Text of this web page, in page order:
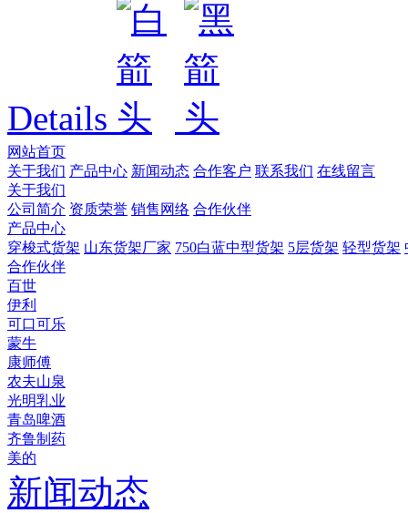
Details
网站首页
关于我们 产品中心 新闻动态 合作客户 联系我们 在线留言
关于我们
公司简介 资质荣誉 销售网络 合作伙伴
产品中心
穿梭式货架 山东货架厂家 750白蓝中型货架 5层货架 轻型货架
合作伙伴
百世
伊利
可口可乐
蒙牛
康师傅
农夫山泉
光明乳业
青岛啤酒
齐鲁制药
美的
新闻动态